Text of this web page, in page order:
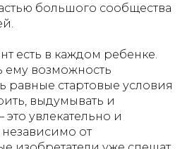
большого сообщества
есть в каждом ребенке.
ему возможность
равные стартовые условия
выдумывать и
увлекательно и
от